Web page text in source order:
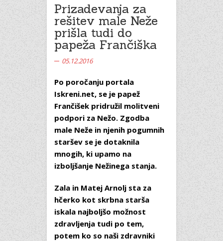
Prizadevanja za
rešitev male Neže
prišla tudi do
papeža Frančiška
05.12.2016
Po poročanju portala
Iskreni.net, se je papež
Frančišek pridružil molitveni
podpori za Nežo. Zgodba
male Neže in njenih pogumnih
staršev se je dotaknila
mnogih, ki upamo na
izboljšanje Nežinega stanja.
Zala in Matej Arnolj sta za
hčerko kot skrbna starša
iskala najboljšo možnost
zdravljenja tudi po tem,
potem ko so naši zdravniki